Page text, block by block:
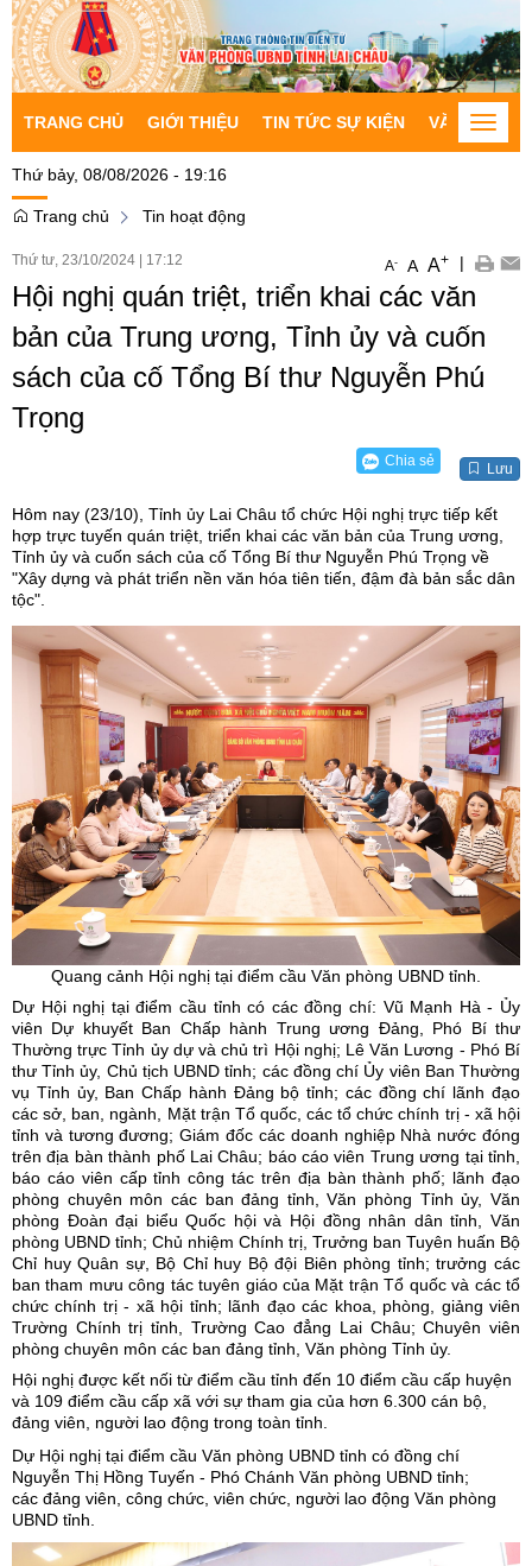
TRANG CHỦ GIỚI THIỆU TIN TỨC SỰ KIỆN VĂN BẢNToggle
Thứ bảy, 08/08/2026 - 19:16
Trang chủ Tin hoạt động
Thứ tư, 23/10/2024 17:12 A- A A+ |
Hội nghị quán triệt, triển khai các văn
bản của Trung ương, Tỉnh ủy và cuốn
sách của cố Tổng Bí thư Nguyễn Phú
Trọng
Chia sẻ Lưu
Hôm nay (23/10), Tỉnh ủy Lai Châu tổ chức Hội nghị trực tiếp kết
hợp trực tuyến quán triệt, triển khai các văn bản của Trung ương,
Tỉnh ủy và cuốn sách của cố Tổng Bí thư Nguyễn Phú Trọng về
"Xây dựng và phát triển nền văn hóa tiên tiến, đậm đà bản sắc dân
tộc".
Quang cảnh Hội nghị tại điểm cầu Văn phòng UBND tỉnh.
Dự Hội nghị tại điểm cầu tỉnh có các đồng chí: Vũ Mạnh Hà - Ủy
viên Dự khuyết Ban Chấp hành Trung ương Đảng, Phó Bí thư
Thường trực Tỉnh ủy dự và chủ trì Hội nghị; Lê Văn Lương - Phó Bí
thư Tỉnh ủy, Chủ tịch UBND tỉnh; các đồng chí Ủy viên Ban Thường
vụ Tỉnh ủy, Ban Chấp hành Đảng bộ tỉnh; các đồng chí lãnh đạo
các sở, ban, ngành, Mặt trận Tổ quốc, các tổ chức chính trị - xã hội
tỉnh và tương đương; Giám đốc các doanh nghiệp Nhà nước đóng
trên địa bàn thành phố Lai Châu; báo cáo viên Trung ương tại tỉnh,
báo cáo viên cấp tỉnh công tác trên địa bàn thành phố; lãnh đạo
phòng chuyên môn các ban đảng tỉnh, Văn phòng Tỉnh ủy, Văn
phòng Đoàn đại biểu Quốc hội và Hội đồng nhân dân tỉnh, Văn
phòng UBND tỉnh; Chủ nhiệm Chính trị, Trưởng ban Tuyên huấn Bộ
Chỉ huy Quân sự, Bộ Chỉ huy Bộ đội Biên phòng tỉnh; trưởng các
ban tham mưu công tác tuyên giáo của Mặt trận Tổ quốc và các tổ
chức chính trị - xã hội tỉnh; lãnh đạo các khoa, phòng, giảng viên
Trường Chính trị tỉnh, Trường Cao đẳng Lai Châu; Chuyên viên
phòng chuyên môn các ban đảng tỉnh, Văn phòng Tỉnh ủy.
Hội nghị được kết nối từ điểm cầu tỉnh đến 10 điểm cầu cấp huyện
và 109 điểm cầu cấp xã với sự tham gia của hơn 6.300 cán bộ,
đảng viên, người lao động trong toàn tỉnh.
Dự Hội nghị tại điểm cầu Văn phòng UBND tỉnh có đồng chí
Nguyễn Thị Hồng Tuyến - Phó Chánh Văn phòng UBND tỉnh;
các đảng viên, công chức, viên chức, người lao động Văn phòng
UBND tỉnh.